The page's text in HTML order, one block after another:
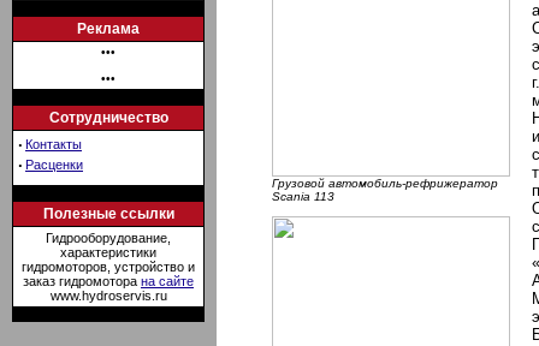
Реклама
•••
•••
Сотрудничество
· Контакты
· Расценки
Полезные ссылки
Гидрооборудование,
характеристики
гидромоторов, устройство и
заказ гидромотора на сайте
www.hydroservis.ru
Грузовой автомобиль-рефрижератор
Scania 113